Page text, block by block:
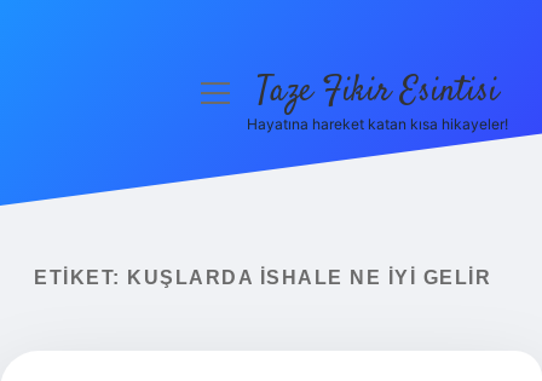
Yasal Uyarı
menüyüTaze Fikir Esintisi
Hayatına hareket katan kısa hikayeler!
ETIKET: KUŞLARDA ISHALE NE IYI GELIR